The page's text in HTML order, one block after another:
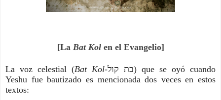
[La Bat Kolen el Evangelio]
La voz celestial (Bat Kol-בת קול) que se oyó cuando
Yeshu fue bautizado es mencionada dos veces en estos
textos: